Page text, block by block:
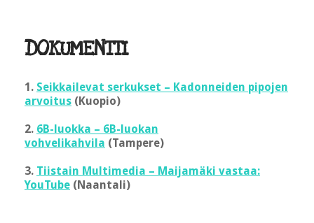
DOKUMENTTI
1. Seikkailevat serkukset – Kadonneiden pipojen
arvoitus (Kuopio)
2. 6B-luokka – 6B-luokan
vohvelikahvila (Tampere)
3. Tiistain Multimedia – Maijamäki vastaa:
YouTube (Naantali)